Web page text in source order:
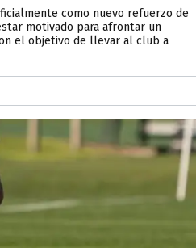
como nuevo refuerzo de
motivado para afrontar un
el objetivo de llevar al club a